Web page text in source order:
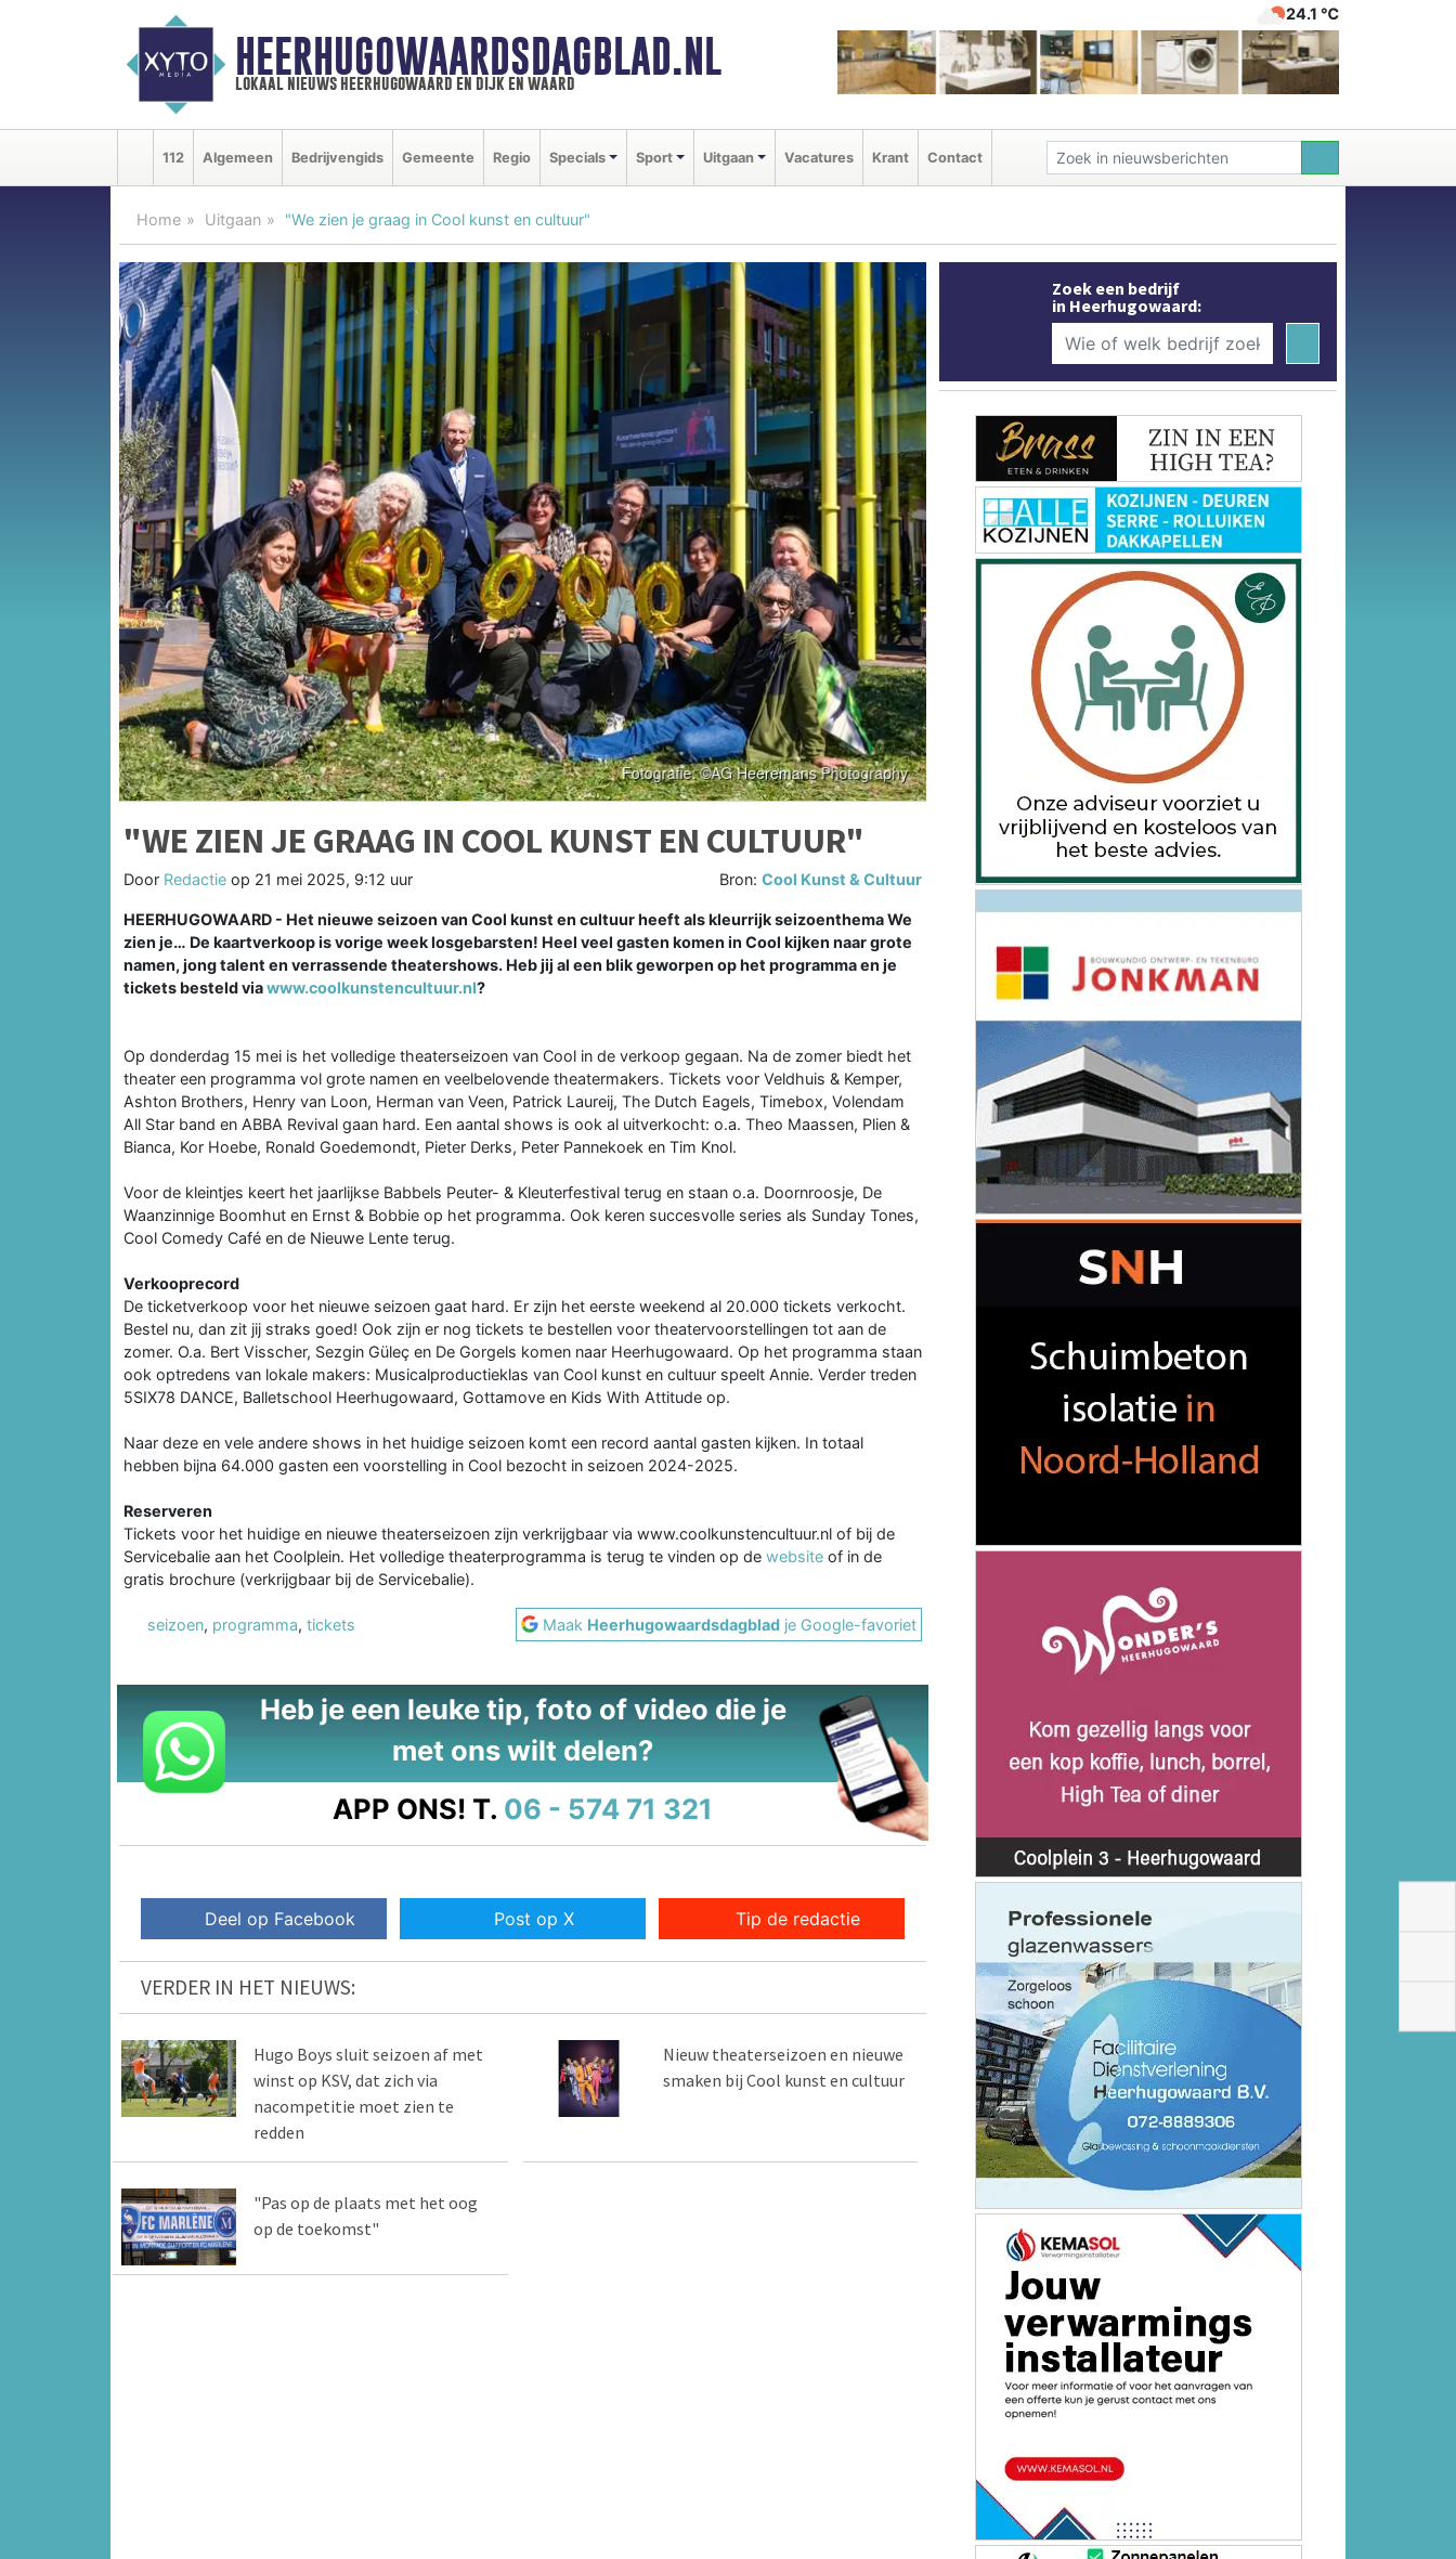
HEERHUGOWAARDSDAGBLAD.NL
lokaal nieuws heerhugowaard en dijk en waard
24.1 ℃
112 Algemeen Bedrijvengids Gemeente Regio Specials Sport Uitgaan Vacatures Krant Contact
Home Uitgaan "We zien je graag in Cool kunst en cultuur"
"WE ZIEN JE GRAAG IN COOL KUNST EN CULTUUR"
Door Redactie op 21 mei 2025, 9:12 uur Bron:Cool Kunst & Cultuur
HEERHUGOWAARD - Het nieuwe seizoen van Cool kunst en cultuur heeft als kleurrijk seizoenthema We
zien je… De kaartverkoop is vorige week losgebarsten! Heel veel gasten komen in Cool kijken naar grote
namen, jong talent en verrassende theatershows. Heb jij al een blik geworpen op het programma en je
tickets besteld viawww.coolkunstencultuur.nl?
Op donderdag 15 mei is het volledige theaterseizoen van Cool in de verkoop gegaan. Na de zomer biedt het
theater een programma vol grote namen en veelbelovende theatermakers. Tickets voor Veldhuis & Kemper,
Ashton Brothers, Henry van Loon, Herman van Veen, Patrick Laureij, The Dutch Eagels, Timebox, Volendam
All Star band en ABBA Revival gaan hard. Een aantal shows is ook al uitverkocht: o.a. Theo Maassen, Plien &
Bianca, Kor Hoebe, Ronald Goedemondt, Pieter Derks, Peter Pannekoek en Tim Knol.
Voor de kleintjes keert het jaarlijkse Babbels Peuter- & Kleuterfestival terug en staan o.a. Doornroosje, De
Waanzinnige Boomhut en Ernst & Bobbie op het programma. Ook keren succesvolle series als Sunday Tones,
Cool Comedy Café en de Nieuwe Lente terug.
Verkooprecord
De ticketverkoop voor het nieuwe seizoen gaat hard. Er zijn het eerste weekend al 20.000 tickets verkocht.
Bestel nu, dan zit jij straks goed! Ook zijn er nog tickets te bestellen voor theatervoorstellingen tot aan de
zomer. O.a. Bert Visscher, Sezgin Güleç en De Gorgels komen naar Heerhugowaard. Op het programma staan
ook optredens van lokale makers: Musicalproductieklas van Cool kunst en cultuur speelt Annie. Verder treden
5SIX78 DANCE, Balletschool Heerhugowaard, Gottamove en Kids With Attitude op.
Naar deze en vele andere shows in het huidige seizoen komt een record aantal gasten kijken. In totaal
hebben bijna 64.000 gasten een voorstelling in Cool bezocht in seizoen 2024-2025.
Reserveren
Tickets voor het huidige en nieuwe theaterseizoen zijn verkrijgbaar via www.coolkunstencultuur.nl of bij de
Servicebalie aan het Coolplein. Het volledige theaterprogramma is terug te vinden op de website of in de
gratis brochure (verkrijgbaar bij de Servicebalie).
seizoen, programma, tickets Maak Heerhugowaardsdagblad je Google-favoriet
Heb je een leuke tip, foto of video die je
met ons wilt delen?
APP ONS! T. 06 - 574 71 321
Deel op Facebook Post op X Tip de redactie
VERDER IN HET NIEUWS:
Hugo Boys sluit seizoen af met
winst op KSV, dat zich via
nacompetitie moet zien te
redden
Nieuw theaterseizoen en nieuwe
smaken bij Cool kunst en cultuur
"Pas op de plaats met het oog
op de toekomst"
Zoek een bedrijf
in Heerhugowaard: